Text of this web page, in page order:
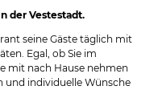
der Vestestadt.
seine Gäste täglich mit
Egal, ob Sie im
mit nach Hause nehmen
individuelle Wünsche